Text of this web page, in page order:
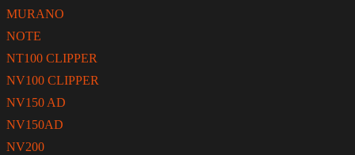
MURANO
NOTE
NT100 CLIPPER
NV100 CLIPPER
NV150 AD
NV150AD
NV200